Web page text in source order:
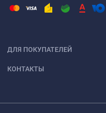
будет работать с вашей
проконсультироваться с
работает с пультом 2005 года
внимательны!
ДЛЯ ПОКУПАТЕЛЕЙ
КОНТАКТЫ